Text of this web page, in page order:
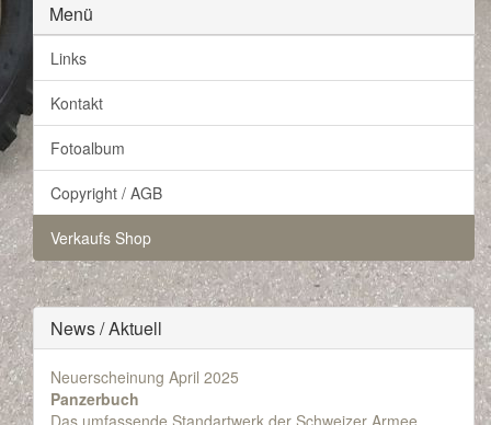
Menü
Links
Kontakt
Fotoalbum
Copyright / AGB
Verkaufs Shop
News / Aktuell
Neuerscheinung April 2025
Panzerbuch